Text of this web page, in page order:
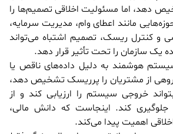
دهد، اما مسئولیت اخلاقی تصمیم‌ها را
مانند اعطای وام، مدیریت سرمایه،
و کنترل ریسک، تصمیم اشتباه می‌تواند
یک سازمان را تحت تأثیر قرار دهد.
هوشمند به دلیل داده‌های ناقص یا
از مشتریان را پرریسک تشخیص دهد،
خروجی سیستم را ارزیابی کند و از
جلوگیری کند. اینجاست که دانش مالی،
اهمیت پیدا می‌کند.